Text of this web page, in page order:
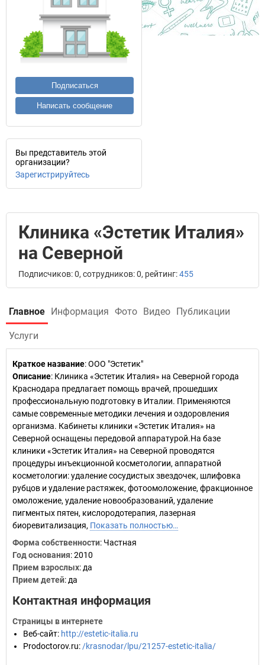
Подписаться
Написать сообщение
Вы представитель этой
организации?
Зарегистрируйтесь
Клиника «Эстетик Италия»
на Северной
Подписчиков: 0, сотрудников: 0, рейтинг:455
Главное Информация Фото Видео Публикации
Услуги
Краткое название:ООО "Эстетик"
Описание: Клиника «Эстетик Италия» на Северной города
Краснодара предлагает помощь врачей, прошедших
профессиональную подготовку в Италии. Применяются
самые современные методики лечения и оздоровления
организма. Кабинеты клиники «Эстетик Италия» на
Северной оснащены передовой аппаратурой.На базе
клиники «Эстетик Италия» на Северной проводятся
процедуры инъекционной косметологии, аппаратной
косметологии: удаление сосудистых звездочек, шлифовка
рубцов и удаление растяжек, фотоомоложение, фракционное
омоложение, удаление новообразований, удаление
пигментых пятен, кислородотерапия, лазерная
биоревитализация, Показать полностью…
Форма собственности: Частная
Год основания:2010
Прием взрослых: да
Прием детей: да
Контактная информация
Страницы в интернете
Веб-сайт: http://estetic-italia.ru
Prodoctorov.ru: /krasnodar/lpu/21257-estetic-italia/